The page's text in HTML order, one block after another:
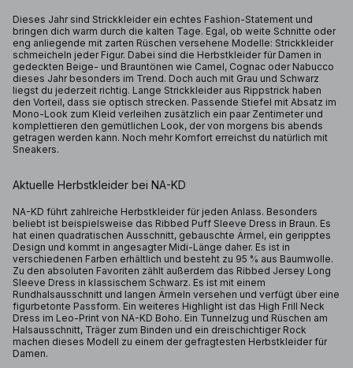
Dieses Jahr sind Strickkleider ein echtes Fashion-Statement und
bringen dich warm durch die kalten Tage. Egal, ob weite Schnitte oder
eng anliegende mit zarten Rüschen versehene Modelle: Strickkleider
schmeicheln jeder Figur. Dabei sind die Herbstkleider für Damen in
gedeckten Beige- und Brauntönen wie Camel, Cognac oder Nabucco
dieses Jahr besonders im Trend. Doch auch mit Grau und Schwarz
liegst du jederzeit richtig. Lange Strickkleider aus Rippstrick haben
den Vorteil, dass sie optisch strecken. Passende Stiefel mit Absatz im
Mono-Look zum Kleid verleihen zusätzlich ein paar Zentimeter und
komplettieren den gemütlichen Look, der von morgens bis abends
getragen werden kann. Noch mehr Komfort erreichst du natürlich mit
Sneakers.
Aktuelle Herbstkleider bei NA-KD
NA-KD führt zahlreiche Herbstkleider für jeden Anlass. Besonders
beliebt ist beispielsweise das Ribbed Puff Sleeve Dress in Braun. Es
hat einen quadratischen Ausschnitt, gebauschte Ärmel, ein geripptes
Design und kommt in angesagter Midi-Länge daher. Es ist in
verschiedenen Farben erhältlich und besteht zu 95 % aus Baumwolle.
Zu den absoluten Favoriten zählt außerdem das Ribbed Jersey Long
Sleeve Dress in klassischem Schwarz. Es ist mit einem
Rundhalsausschnitt und langen Ärmeln versehen und verfügt über eine
figurbetonte Passform. Ein weiteres Highlight ist das High Frill Neck
Dress im Leo-Print von NA-KD Boho. Ein Tunnelzug und Rüschen am
Halsausschnitt, Träger zum Binden und ein dreischichtiger Rock
machen dieses Modell zu einem der gefragtesten Herbstkleider für
Damen.